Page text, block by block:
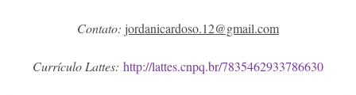
Contato: jordanicardoso.12@gmail.com
Currículo Lattes: http://lattes.cnpq.br/7835462933786630